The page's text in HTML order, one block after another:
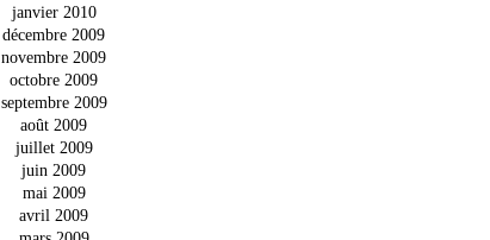
janvier 2010
décembre 2009
novembre 2009
octobre 2009
septembre 2009
août 2009
juillet 2009
juin 2009
mai 2009
avril 2009